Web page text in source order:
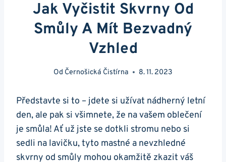
Jak Vyčistit Skvrny Od
Smůly A Mít Bezvadný
Vzhled
Od Černošická Čistírna 8. 11. 2023
Představte si to – jdete si užívat nádherný letní
den, ale pak si všimnete, že na vašem oblečení
je smůla! Ať už jste se dotkli stromu nebo si
sedli na lavičku, tyto mastné a nevzhledné
skvrny od smůly mohou okamžitě zkazit váš